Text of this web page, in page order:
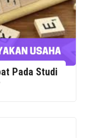
Pada Studi